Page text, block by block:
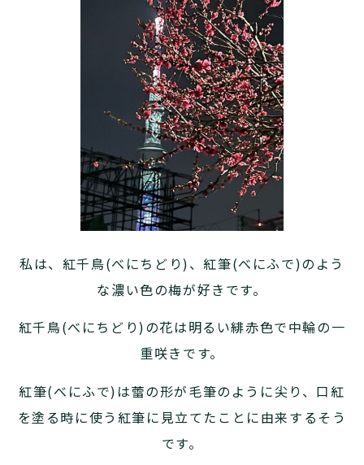
私は、紅千鳥(べにちどり)、紅筆(べにふで)のよう
な濃い色の梅が好きです。
紅千鳥(べにちどり)の花は明るい緋赤色で中輪の一
重咲きです。
紅筆(べにふで)は蕾の形が毛筆のように尖り、口紅
を塗る時に使う紅筆に見立てたことに由来するそう
です。